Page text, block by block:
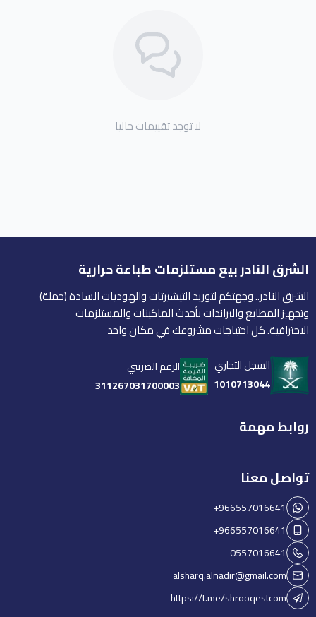
لا توجد تقييمات حاليا
الشرق النادر بيع مستلزمات طباعة حرارية
الشرق النادر.. وجهتكم لتوريد التيشيرتات والهوديات السادة (جملة)
وتجهيز المطابع والبراندات بأحدث الماكينات والمستلزمات
الاحترافية. كل احتياجات مشروعك في مكان واحد
السجل التجاري
1010713044
الرقم الضريبي
311267031700003
روابط مهمة
تواصل معنا
+966557016641
+966557016641
0557016641
alsharq.alnadir@gmail.com
https://t.me/shrooqestcom